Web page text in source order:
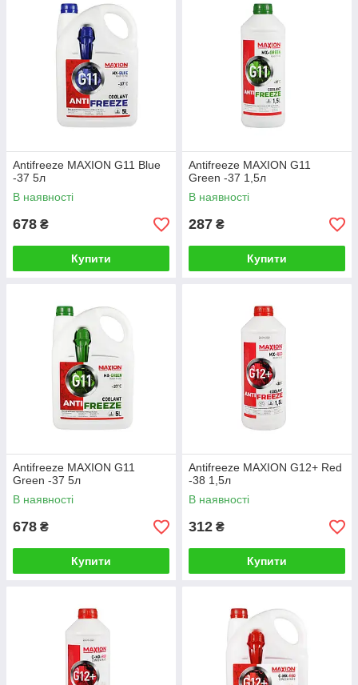
Antifreeze MAXION G11 Blue
-37 5л
В наявності
678 ₴
Купити
Antifreeze MAXION G11
Green -37 1,5л
В наявності
287 ₴
Купити
Antifreeze MAXION G11
Green -37 5л
В наявності
678 ₴
Купити
Antifreeze MAXION G12+ Red
-38 1,5л
В наявності
312 ₴
Купити